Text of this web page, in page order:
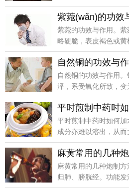
涩。
紫菀(wǎn)的功效
紫菀的功效与作用。
略硬脆，表皮褐色或
质心。有特异香气，
自然铜的功效与
自然铜的功效与作用
泽，系受氧化所致，
碎，断面不平坦，青
平时煎制中药时
平时煎制中药时如何
成分亦难以溶出，从
率。因此煎药时切忌加
麻黄常用的几种
麻黄常用的几种炮制方
归肺、膀胱经。功能
肿。主治风寒感冒，